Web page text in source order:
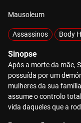
Mausoleum
Assassinos Body
Sinopse
Após a morte da mãe,
possuída por um
mulheres da sua
assume o controlo
vida daqueles que a